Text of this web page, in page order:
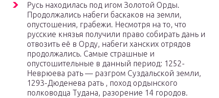
Русь находилась под игом Золотой Орды.
Продолжались набеги баскаков на земли,
опустошения, грабежи. Несмотря на то, что
русские князья получили право собирать дань и
отвозить её в Орду, набеги ханских отрядов
продолжались. Самые страшные и
опустошительные в данный период: 1252-
Неврюева рать — разгром Суздальской земли,
1293-Дюденева рать , поход ордынского
полководца Тудана, разорение 14 городов.